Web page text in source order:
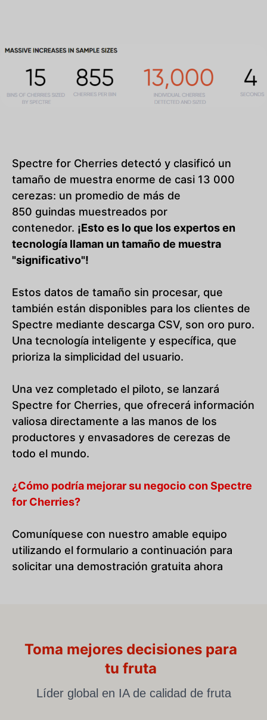
Spectre for Cherries detectó y clasificó un
tamaño de muestra enorme de casi 13 000
cerezas: un promedio de más de
850 guindas muestreados por
contenedor. ¡Esto es lo que los expertos en
tecnología llaman un tamaño de muestra
"significativo"!
Estos datos de tamaño sin procesar, que
también están disponibles para los clientes de
Spectre mediante descarga CSV, son oro puro.
Una tecnología inteligente y específica, que
prioriza la simplicidad del usuario.
Una vez completado el piloto, se lanzará
Spectre for Cherries, que ofrecerá información
valiosa directamente a las manos de los
productores y envasadores de cerezas de
todo el mundo.
¿Cómo podría mejorar su negocio con Spectre
for Cherries?
Comuníquese con nuestro amable equipo
utilizando el formulario a continuación para
solicitar una demostración gratuita ahora
Toma mejores decisiones para
tu fruta
Líder global en IA de calidad de fruta